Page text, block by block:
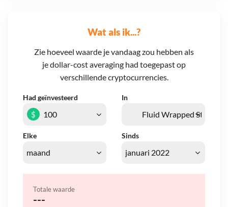
Wat als ik...?
Zie hoeveel waarde je vandaag zou hebben als
je dollar-cost averaging had toegepast op
verschillende cryptocurrencies.
Had geïnvesteerd In
Elke Sinds
$
Totale waarde
---